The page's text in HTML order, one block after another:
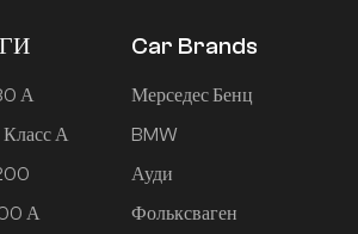
А
А
А
Car Brands
Мерседес Бенц
BMW
Ауди
Фольксваген